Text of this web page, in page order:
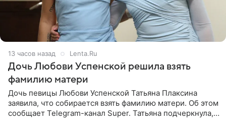
13 часов назад Lenta.Ru
Дочь Любови Успенской решила взять
фамилию матери
Дочь певицы Любови Успенской Татьяна Плаксина
заявила, что собирается взять фамилию матери. Об этом
сообщает Telegram-канал Super. Татьяна подчеркнула,